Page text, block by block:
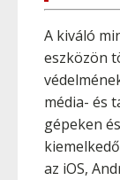
A kiváló
eszközön
média- és
gépeken
az iOS,